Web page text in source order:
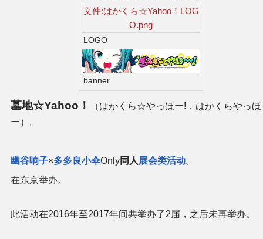
文件:はかくら☆Yahoo！LOG
O.png
LOGO
banner
墓地☆Yahoo！
（はかくら☆やっほー!，はかくらやっほ
ー）。
幽谷响子×多多良小伞Only同人 展会类活动。
在东京举办。
此活动在2016年至2017年间共举办了2届，之后未再举办。
游戏攻略
其他相关项目